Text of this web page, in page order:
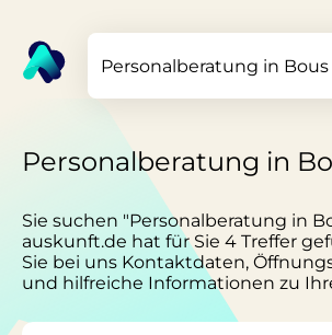
Personalberatung in
Sie suchen "Personalberatung in
auskunft.de hat für Sie 4 Treffer
Sie bei uns Kontaktdaten,
und hilfreiche Informationen zu